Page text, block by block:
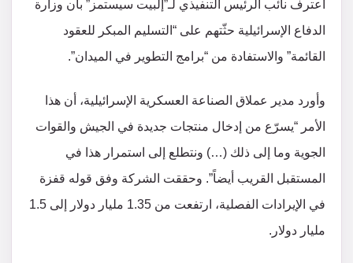
اعترف نائب الرئيس التنفيذي لـ”إلبيت سيستمز” بأن وزارة
الدفاع الإسرائيلية حثّتهم على “التسليم المبكر للعقود
القائمة” والاستفادة من “برامج التطوير في الميدان”.
وأورد مدير عملاق الصناعة العسكرية الإسرائيلية، أن هذا
الأمر “يسرّع من إدخال منتجات جديدة في الجيش والقوات
الجوية وما إلى ذلك (…) ونتطلع إلى استمرار هذا في
المستقبل القريب أيضاً”. وحققت الشركة وفق قوله قفزة
في الإيرادات الفصلية، ارتفعت من 1.35 مليار دولار إلى 1.5
مليار دولار.